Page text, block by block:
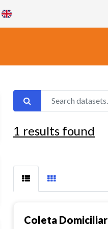
1 results found
Coleta Domiciliar